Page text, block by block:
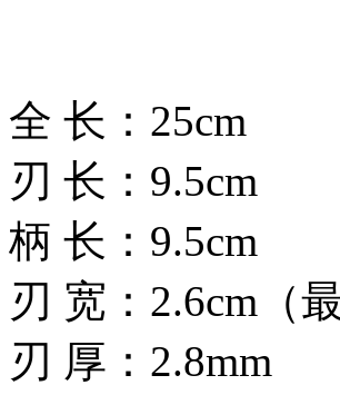
全 长：25cm
刃 长：9.5cm
柄 长：9.5cm
刃 宽：2.6cm（
刃 厚：2.8mm